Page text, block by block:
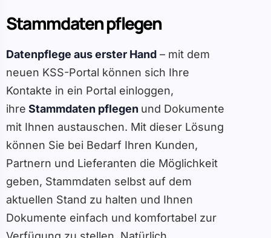
Stammdaten pflegen
Datenpflege aus erster Hand – mit dem
neuen KSS-Portal können sich Ihre
Kontakte in ein Portal einloggen,
ihre Stammdaten pflegen und Dokumente
mit Ihnen austauschen. Mit dieser Lösung
können Sie bei Bedarf Ihren Kunden,
Partnern und Lieferanten die Möglichkeit
geben, Stammdaten selbst auf dem
aktuellen Stand zu halten und Ihnen
Dokumente einfach und komfortabel zur